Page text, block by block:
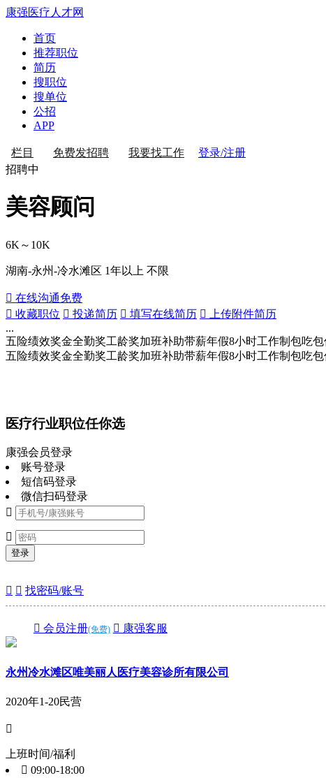
康强医疗人才网
首页
推荐职位
简历
搜职位
搜单位
公招
APP
栏目 免费发招聘 我要找工作
登录/注册
招聘中
美容顾问
6K～10K
湖南-永州-冷水滩区 1年以上 不限
 在线沟通免费
 收藏职位  投递简历  填写在线简历  上传附件简历
...
五险绩效奖金全勤奖工龄奖加班补助带薪年假8小时工作制 包吃包
五险绩效奖金全勤奖工龄奖加班补助带薪年假8小时工作制 包吃包
医疗行业职位任你选
康强会员登录
账号登录
短信码登录
微信扫码登录


登录
  找密码/账号
 会员注册(免费)  康强客服
永州冷水滩区唯美丽人医疗美容诊所有限公司
2020年1-20民营

上班时间/福利
 09:00-18:00